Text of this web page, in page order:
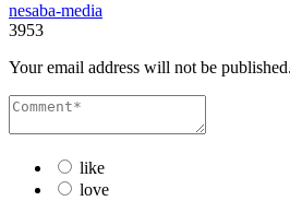
nesaba-media
3953
Your email address will not be published.
like
love